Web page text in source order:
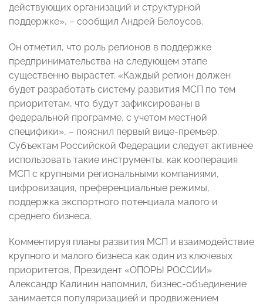
действующих организаций и структурной
поддержке», – сообщил Андрей Белоусов.
Он отметил, что роль регионов в поддержке
предпринимательства на следующем этапе
существенно вырастет. «Каждый регион должен
будет разработать систему развития МСП по тем
приоритетам, что будут зафиксированы в
федеральной программе, с учетом местной
специфики», – пояснил первый вице-премьер.
Субъектам Российской Федерации следует активнее
использовать такие инструменты, как кооперация
МСП с крупными региональными компаниями,
цифровизация, преференциальные режимы,
поддержка экспортного потенциала малого и
среднего бизнеса.
Комментируя планы развития МСП и взаимодействие
крупного и малого бизнеса как один из ключевых
приоритетов, Президент «ОПОРЫ РОССИИ»
Александр Калинин напомнил, бизнес-объединение
занимается популяризацией и продвижением